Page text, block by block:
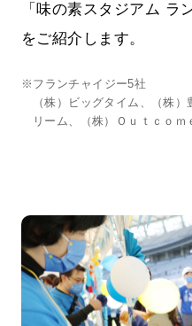
「味の素スタジアム ラ
をご紹介します。
※フランチャイジー5社
（株）ビッグタイム、（株
リーム、（株）Ｏｕｔｃｏｍ